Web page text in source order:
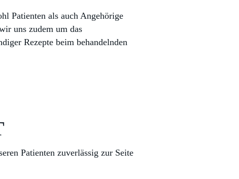
Patienten als auch Angehörige
uns zudem um das
Rezepte beim behandelnden
Patienten zuverlässig zur Seite